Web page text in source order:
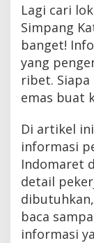
Lagi cari
Simpang
banget!
yang
ribet.
emas buat
Di artikel
informasi
Indomaret
detail
baca
informasi